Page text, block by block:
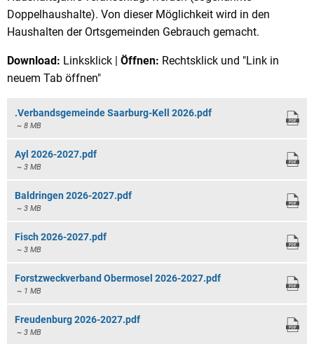
Doppelhaushalte). Von dieser Möglichkeit wird in den
Haushalten der Ortsgemeinden Gebrauch gemacht.
Download: Linksklick | Öffnen: Rechtsklick und "Link in
neuem Tab öffnen"
.Verbandsgemeinde Saarburg-Kell 2026.pdf
~ 8 MB
Ayl 2026-2027.pdf
~ 3 MB
Baldringen 2026-2027.pdf
~ 3 MB
Fisch 2026-2027.pdf
~ 3 MB
Forstzweckverband Obermosel 2026-2027.pdf
~ 1 MB
Freudenburg 2026-2027.pdf
~ 3 MB